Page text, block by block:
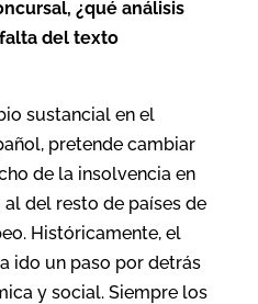
¿qué análisis
del texto
sustancial en el
pretende cambiar
de la insolvencia en
del resto de países de
Históricamente, el
ido un paso por detrás
y social. Siempre los